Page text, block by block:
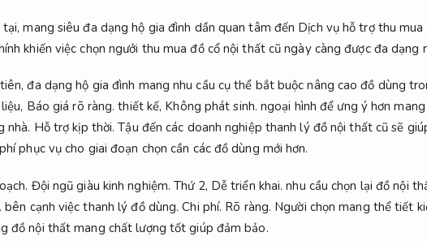
tại, mang siêu đa dạng hộ gia đình dần quan tâm đến Dịch vụ hỗ trợ thu
khiến việc chọn ngưởi thu mua đồ cổ nội thất cũ ngày càng được đa dạng
đa dạng hộ gia đình mang nhu cầu cụ thể bắt buộc nâng cao đồ dùng
Báo giá rõ ràng. thiết kế, Không phát sinh. ngoại hình để ưng ý hơn
nhà. Hỗ trợ kịp thời. Tậu đến các doanh nghiệp thanh lý đồ nội thất cũ sẽ
phục vụ cho giai đoạn chọn cần các đồ dùng mới hơn.
Đội ngũ giàu kinh nghiệm. Thứ 2, Dễ triển khai. nhu cầu chọn lại đồ nội
bên cạnh việc thanh lý đồ dùng.Chi phí. Rõ ràng. Người chọn mang thể tiết
đồ nội thất mang chất lượng tốt giúp đảm bảo.